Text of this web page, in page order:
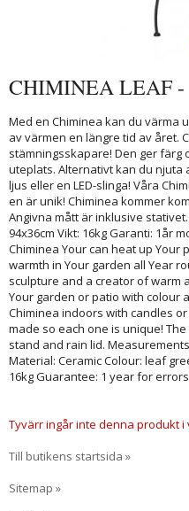
CHIMINEA LEAF -
Med en Chiminea kan du värma
av värmen en längre tid av året.
stämningsskapare! Den ger färg
uteplats. Alternativt kan du njuta
ljus eller en LED-slinga! Våra
en är unik! Chiminea kommer
Angivna mått är inklusive
94x36cm Vikt: 16kg Garanti: 1år
Chiminea Your can heat up Your
warmth in Your garden all Year
sculpture and a creator of warm
Your garden or patio with colour
Chiminea indoors with candles
made so each one is unique!
stand and rain lid.
Material: Ceramic Colour: leaf
16kg Guarantee: 1 year for
Tyvärr ingår inte denna produkt
Till butikens startsida »
Sitemap »